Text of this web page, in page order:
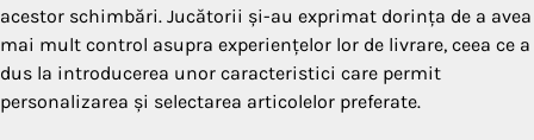
acestor schimbări. Jucătorii și-au exprimat dorința de a avea
mai mult control asupra experiențelor lor de livrare, ceea ce a
dus la introducerea unor caracteristici care permit
personalizarea și selectarea articolelor preferate.